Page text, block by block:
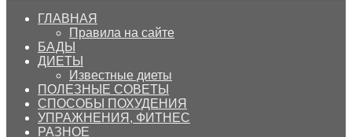
ГЛАВНАЯ
Правила на сайте
БАДЫ
ДИЕТЫ
Известные диеты
ПОЛЕЗНЫЕ СОВЕТЫ
СПОСОБЫ ПОХУДЕНИЯ
УПРАЖНЕНИЯ, ФИТНЕС
РАЗНОЕ